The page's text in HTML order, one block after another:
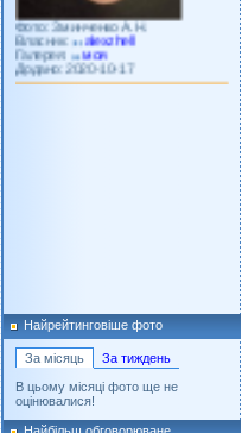
Фото: Зминченко А.Н.
Власник:
alexzhell
Галерея:
моя
Додано: 2020-10-17
Найрейтинговіше фото
За місяць
За тиждень
В цьому місяці фото ще не
оцінювалися!